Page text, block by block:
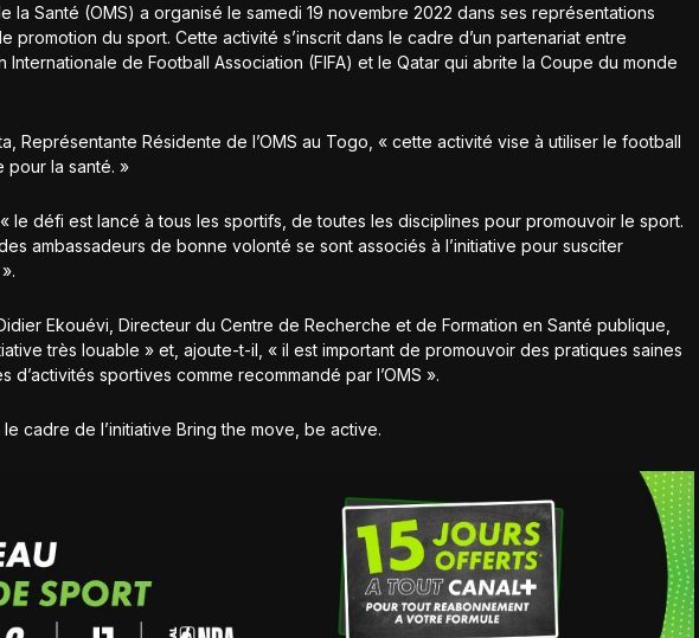
la Santé (OMS) a organisé le samedi 19 novembre 2022 dans ses représentations
promotion du sport. Cette activité s’inscrit dans le cadre d’un partenariat entre
Internationale de Football Association (FIFA) et le Qatar qui abrite la Coupe du monde
Représentante Résidente de l’OMS au Togo, « cette activité vise à utiliser le football
pour la santé. »
le défi est lancé à tous les sportifs, de toutes les disciplines pour promouvoir le sport.
ambassadeurs de bonne volonté se sont associés à l’initiative pour susciter
Ekouévi, Directeur du Centre de Recherche et de Formation en Santé publique,
très louable » et, ajoute-t-il, « il est important de promouvoir des pratiques saines
d’activités sportives comme recommandé par l’OMS ».
le cadre de l’initiative Bring the move, be active.